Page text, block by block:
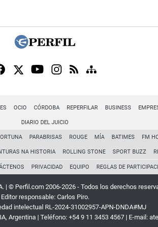
OCIO CÓRDOBA REPERFILAR BUSINESS
DIARIO DEL JUICIO
PARABRISAS ROUGE MÍA BATIMES FM
NA HISTORIA ROLLING STONE SPORT BUZZ
PRIVACIDAD EQUIPO REGLAS DE
| © Perfil.com 2006-2026 - Todos los derechos
Editor responsable: Carlos Piro.
intelectual RL-2024-31002957-APN-DNDA#MJ
Argentina| Teléfono: +54 9 11 3453 4567| E-mail: